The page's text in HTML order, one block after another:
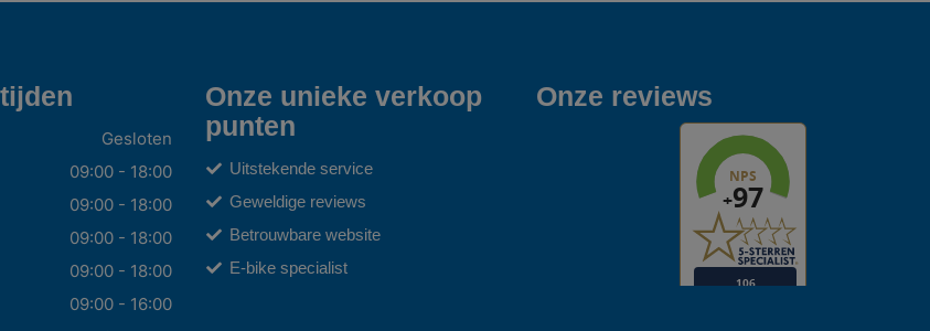
Gesloten
09:00 - 18:00
09:00 - 18:00
09:00 - 18:00
09:00 - 18:00
09:00 - 16:00
Onze unieke verkoop
punten
Uitstekende service
Geweldige reviews
Betrouwbare website
E-bike specialist
Onze reviews